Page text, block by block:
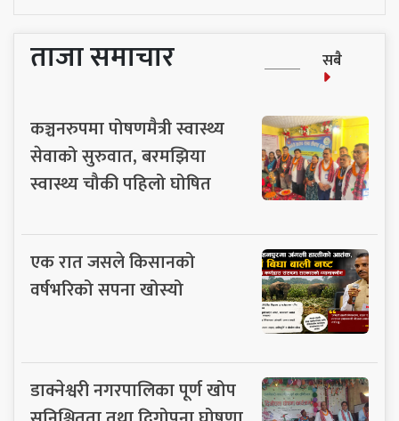
ताजा समाचार सबै
कञ्चनरुपमा पोषणमैत्री स्वास्थ्य
सेवाको सुरुवात, बरमझिया
स्वास्थ्य चौकी पहिलो घोषित
एक रात जसले किसानको
वर्षभरिको सपना खोस्यो
डाक्नेश्वरी नगरपालिका पूर्ण खोप